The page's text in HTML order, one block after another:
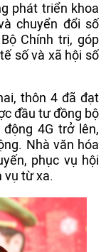
phát triển khoa
chuyển đổi số
Chính trị, góp
số và xã hội số
thôn 4 đã đạt
đầu tư đồng bộ
4G trở lên,
Nhà văn hóa
phục vụ hội
vụ từ xa.